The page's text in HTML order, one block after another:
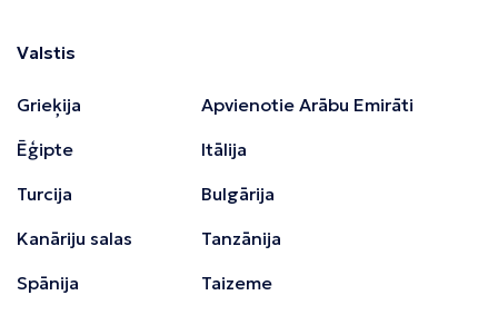
Valstis
Grieķija
Ēģipte
Turcija
Kanāriju salas
Spānija
Apvienotie Arābu Emirāti
Itālija
Bulgārija
Tanzānija
Taizeme